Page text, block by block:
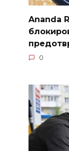
Ananda
0